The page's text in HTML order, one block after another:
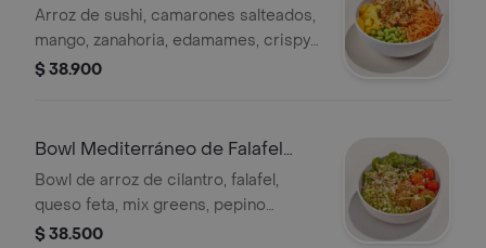
salteados
Arroz de sushi, camarones salteados,
mango, zanahoria, edamames, crispy
wontons, furikake, salsa Korean BBQ.
$ 38.900
Bowl Mediterráneo de Falafel
(nueva rece
Bowl de arroz de cilantro, falafel,
queso feta, mix greens, pepino
europeo, tomates confitados, cebolla
$ 38.500